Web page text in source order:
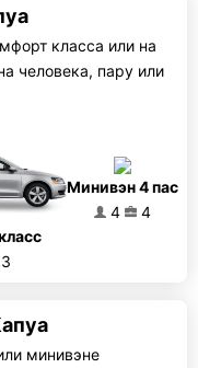
класса или на
человека, пару или
3
Минивэн 4 пас
4
4
минивэне